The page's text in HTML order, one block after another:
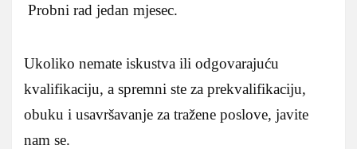
Probni rad jedan mjesec.
Ukoliko nemate iskustva ili odgovarajuću
kvalifikaciju, a spremni ste za prekvalifikaciju,
obuku i usavršavanje za tražene poslove, javite
nam se.